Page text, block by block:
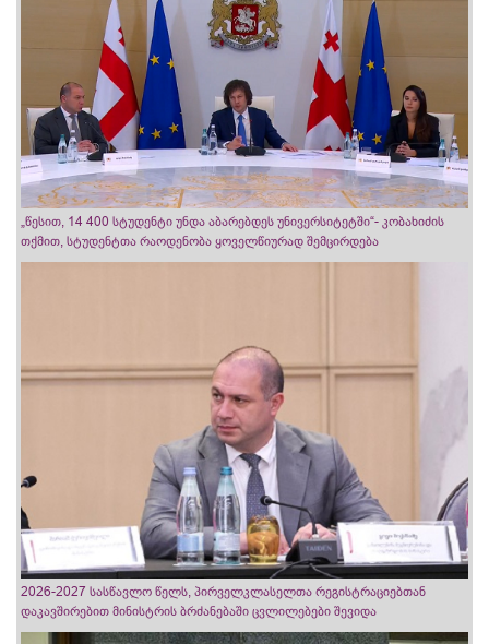
„წესით, 14 400 სტუდენტი უნდა აბარებდეს უნივერსიტეტში“- კობახიძის
თქმით, სტუდენტთა რაოდენობა ყოველწიურად შემცირდება
2026-2027 სასწავლო წელს, პირველკლასელთა რეგისტრაციებთან
დაკავშირებით მინისტრის ბრძანებაში ცვლილებები შევიდა